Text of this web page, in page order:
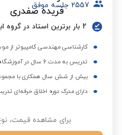
2557 جلسه موفق
2 بار برترین استاد در گروه ابتدایی در فصول مختلف
کارشناسی مهندسی کامپیوتر از
تدریس به مدت 6 سال در آموزشگاه های رانا ، رادمان و نوبنیاد
بیش از شش سال همکاری با
دارای مدرک دوره اخلاق حرفه‌ای
برای مشاهده قیمت،